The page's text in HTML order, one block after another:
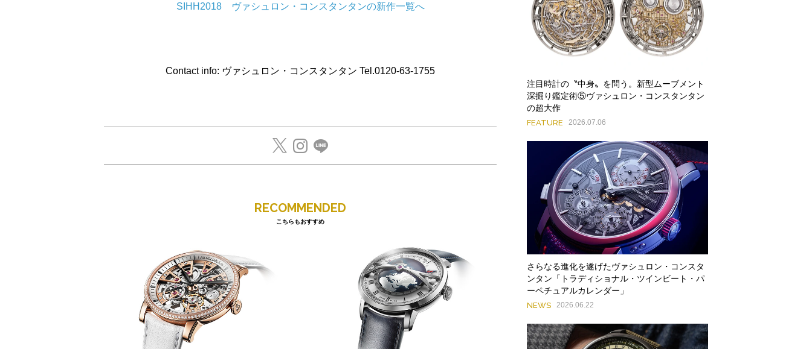
SIHH2018 ヴァシュロン・コンスタンタンの新作一覧へ
Contact info: ヴァシュロン・コンスタンタン Tel.0120-63-1755
RECOMMENDED
こちらもおすすめ
注目時計の〝中身〟を問う。新型ムーブメント
深掘り鑑定術⑤ヴァシュロン・コンスタンタン
の超大作
FEATURE 2026.07.06
さらなる進化を遂げたヴァシュロン・コンスタ
ンタン「トラディショナル・ツインビート・パ
ーペチュアルカレンダー」
NEWS 2026.06.22